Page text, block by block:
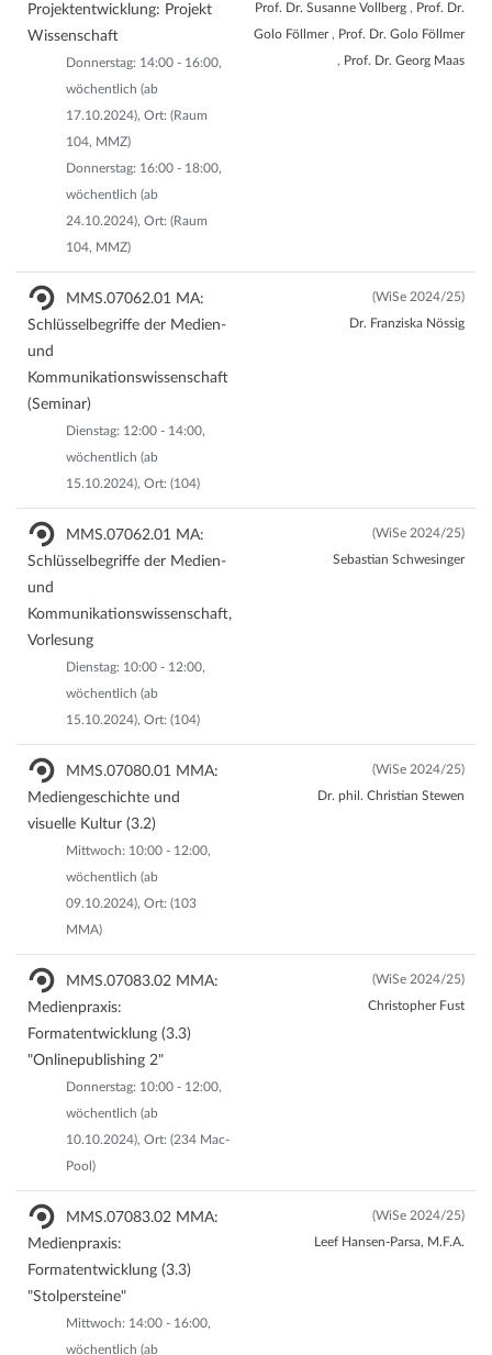
Projektentwicklung: Projekt
Wissenschaft
Donnerstag: 14:00 - 16:00,
wöchentlich (ab
17.10.2024), Ort: (Raum
104, MMZ)
Donnerstag: 16:00 - 18:00,
wöchentlich (ab
24.10.2024), Ort: (Raum
104, MMZ)
Prof. Dr. Susanne Vollberg , Prof. Dr.
Golo Föllmer , Prof. Dr. Golo Föllmer
, Prof. Dr. Georg Maas
MMS.07062.01 MA:
Schlüsselbegriffe der Medien-
und
Kommunikationswissenschaft
(Seminar)
Dienstag: 12:00 - 14:00,
wöchentlich (ab
15.10.2024), Ort: (104)
(WiSe 2024/25)
Dr. Franziska Nössig
MMS.07062.01 MA:
Schlüsselbegriffe der Medien-
und
Kommunikationswissenschaft,
Vorlesung
Dienstag: 10:00 - 12:00,
wöchentlich (ab
15.10.2024), Ort: (104)
(WiSe 2024/25)
Sebastian Schwesinger
MMS.07080.01 MMA:
Mediengeschichte und
visuelle Kultur (3.2)
Mittwoch: 10:00 - 12:00,
wöchentlich (ab
09.10.2024), Ort: (103
MMA)
(WiSe 2024/25)
Dr. phil. Christian Stewen
MMS.07083.02 MMA:
Medienpraxis:
Formatentwicklung (3.3)
"Onlinepublishing 2"
Donnerstag: 10:00 - 12:00,
wöchentlich (ab
10.10.2024), Ort: (234 Mac-
Pool)
(WiSe 2024/25)
Christopher Fust
MMS.07083.02 MMA:
Medienpraxis:
Formatentwicklung (3.3)
"Stolpersteine"
Mittwoch: 14:00 - 16:00,
wöchentlich (ab
(WiSe 2024/25)
Leef Hansen-Parsa, M.F.A.